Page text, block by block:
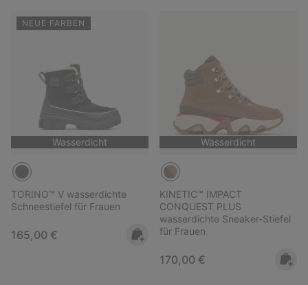
NEUE FARBEN
Wasserdicht
TORINO™ V wasserdichte
Schneestiefel für Frauen
Regular price:
165,00 €
Wasserdicht
KINETIC™ IMPACT
CONQUEST PLUS
wasserdichte Sneaker-Stiefel
für Frauen
Regular price:
170,00 €